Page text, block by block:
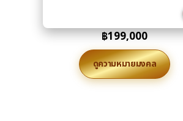
฿199,000
ดูความหมายมงคล